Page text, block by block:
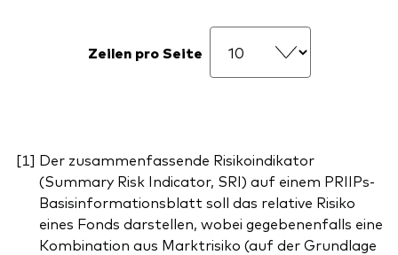
Zeilen pro Seite
Der zusammenfassende Risikoindikator
(Summary Risk Indicator, SRI) auf einem PRIIPs-
Basisinformationsblatt soll das relative Risiko
eines Fonds darstellen, wobei gegebenenfalls eine
Kombination aus Marktrisiko (auf der Grundlage